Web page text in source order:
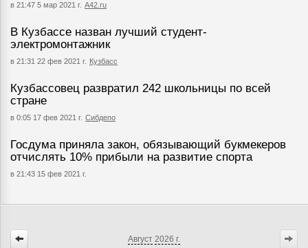
в 21:47 5 мар 2021 г. А42.ru
В Кузбассе назван лучший студент-
электромонтажник
в 21:31 22 фев 2021 г. Кузбасс
Кузбассовец развратил 242 школьницы по всей
стране
в 0:05 17 фев 2021 г. Сибдепо
Госдума приняла закон, обязывающий букмекеров
отчислять 10% прибыли на развитие спорта
в 21:43 15 фев 2021 г.
Август 2026 г.